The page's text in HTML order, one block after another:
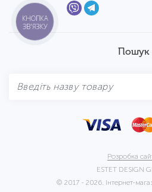
Пошук
Розробка
ESTET DESIGN
© 2017 - 2026. Інтернет-
КНОПКА
ЗВ'ЯЗКУ